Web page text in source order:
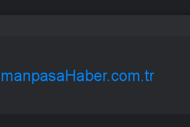
korumaya alıyor